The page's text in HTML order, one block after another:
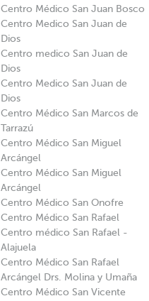
Centro Médico San Juan Bosco
Centro Medico San Juan de
Dios
Centro medico San Juan de
Dios
Centro Medico San Juan de
Dios
Centro Médico San Marcos de
Tarrazú
Centro Médico San Miguel
Arcángel
Centro Médico San Miguel
Arcángel
Centro Médico San Onofre
Centro Médico San Rafael
Centro médico San Rafael -
Alajuela
Centro Médico San Rafael
Arcángel Drs. Molina y Umaña
Centro Médico San Vicente